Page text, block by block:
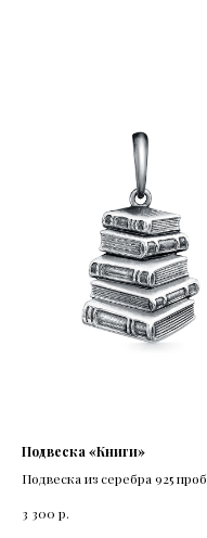
Подвеска «Книги»
Подвеска из серебра 925
3 300 р.